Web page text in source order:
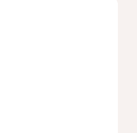
воздуха
печи.